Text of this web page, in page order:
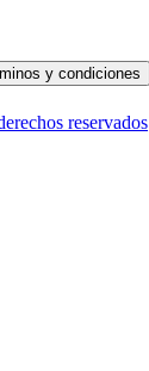
y condiciones
reservados